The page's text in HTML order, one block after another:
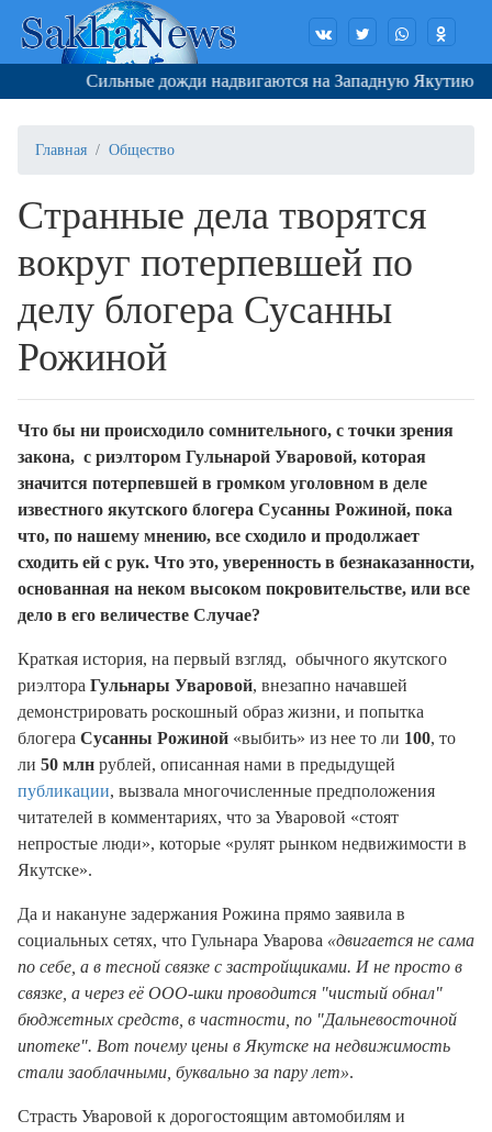
Сильные дожди надвигаются на Западную Якутию
Главная Общество
Странные дела творятся
вокруг потерпевшей по
делу блогера Сусанны
Рожиной
Что бы ни происходило сомнительного, с точки зрения
закона, с риэлтором Гульнарой Уваровой, которая
значится потерпевшей в громком уголовном в деле
известного якутского блогера Сусанны Рожиной, пока
что, по нашему мнению, все сходило и продолжает
сходить ей с рук. Что это, уверенность в безнаказанности,
основанная на неком высоком покровительстве, или все
дело в его величестве Случае?
Краткая история, на первый взгляд, обычного якутского
риэлтора Гульнары Уваровой, внезапно начавшей
демонстрировать роскошный образ жизни, и попытка
блогера Сусанны Рожиной «выбить» из нее то ли 100, то
ли 50 млн рублей, описанная нами в предыдущей
публикации, вызвала многочисленные предположения
читателей в комментариях, что за Уваровой «стоят
непростые люди», которые «рулят рынком недвижимости в
Якутске».
Да и накануне задержания Рожина прямо заявила в
социальных сетях, что Гульнара Уварова «двигается не сама
по себе, а в тесной связке с застройщиками. И не просто в
связке, а через её ООО-шки проводится "чистый обнал"
бюджетных средств, в частности, по "Дальневосточной
ипотеке". Вот почему цены в Якутске на недвижимость
стали заоблачными, буквально за пару лет».
Страсть Уваровой к дорогостоящим автомобилям и